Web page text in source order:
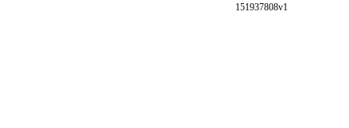
151937808v1